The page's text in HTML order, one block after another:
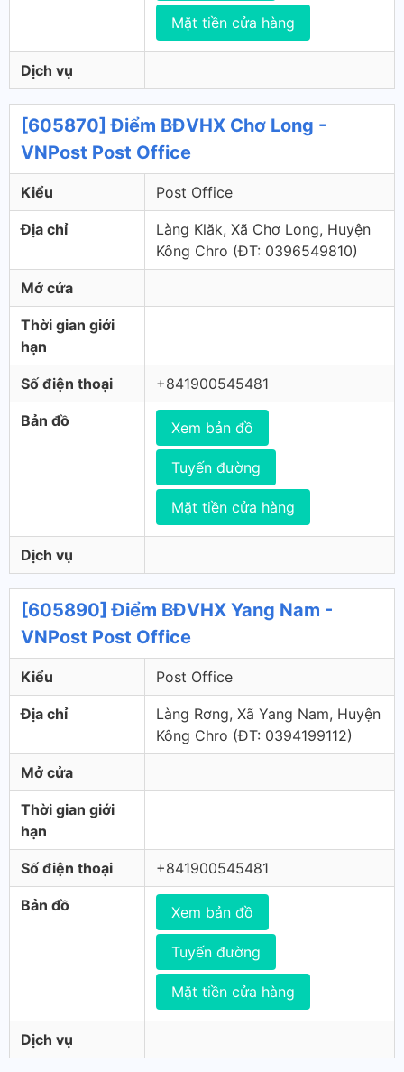
Mặt tiền cửa hàng
Dịch vụ
[605870] Điểm BĐVHX Chơ Long -
VNPost Post Office
Kiểu Post Office
Địa chỉ
Làng Klăk, Xã Chơ Long, Huyện
Kông Chro (ÐT: 0396549810)
Mở cửa
Thời gian giới
hạn
Số điện thoại +841900545481
Bản đồ Xem bản đồ
Tuyến đường
Mặt tiền cửa hàng
Dịch vụ
[605890] Điểm BĐVHX Yang Nam -
VNPost Post Office
Kiểu Post Office
Địa chỉ
Làng Rơng, Xã Yang Nam, Huyện
Kông Chro (ÐT: 0394199112)
Mở cửa
Thời gian giới
hạn
Số điện thoại +841900545481
Bản đồ Xem bản đồ
Tuyến đường
Mặt tiền cửa hàng
Dịch vụ